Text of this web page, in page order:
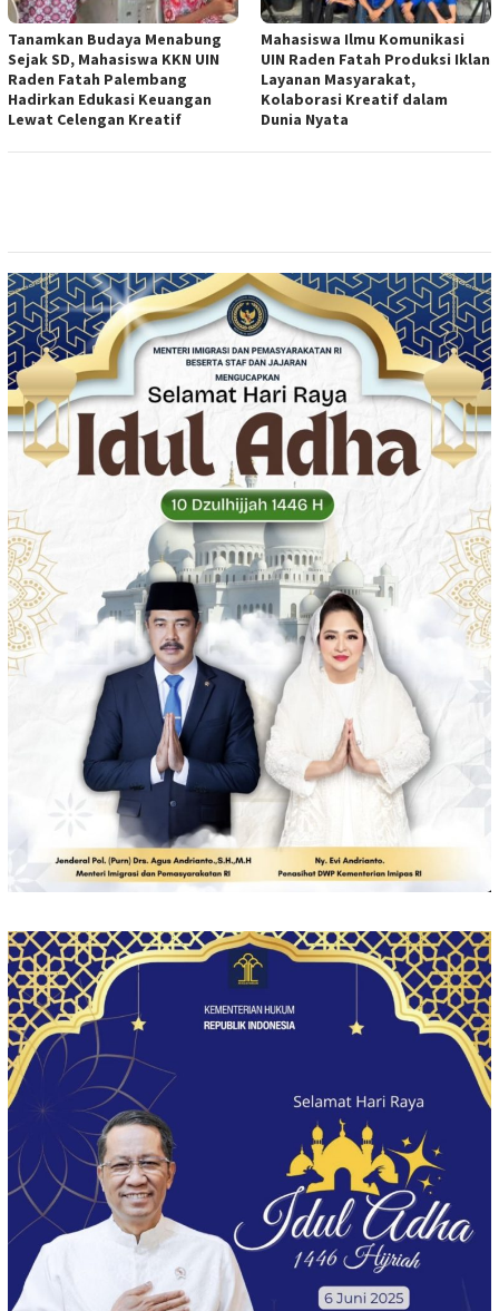
Tanamkan Budaya Menabung
Sejak SD, Mahasiswa KKN UIN
Raden Fatah Palembang
Hadirkan Edukasi Keuangan
Lewat Celengan Kreatif
Mahasiswa Ilmu Komunikasi
UIN Raden Fatah Produksi Iklan
Layanan Masyarakat,
Kolaborasi Kreatif dalam
Dunia Nyata